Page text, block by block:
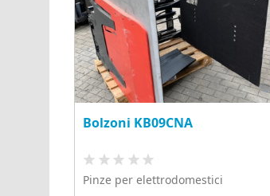
Bolzoni KB09CNA
Pinze per elettrodomestici